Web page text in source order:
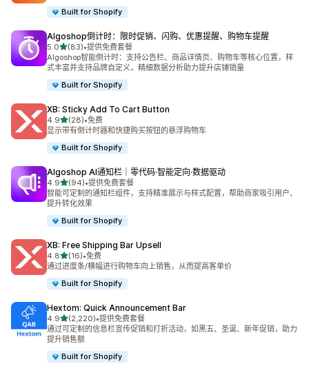
Built for Shopify
Algoshop倒计时：限时促销、闪购、优惠提醒、购物车提醒
5.0星（满分 5 星）
(83)
总共 83 条评论
•提供免费套餐
Algoshop智能倒计时：支持公告栏、商品详情页、购物车等核心位置，样
式丰富并支持品牌自定义，精细数据分析助力提升店铺销量
Built for Shopify
XB: Sticky Add To Cart Button
4.9星（满分 5 星）
(28)
总共 28 条评论
•免费
显示带有倒计时器和快捷购买按钮的悬浮购物车
Built for Shopify
Algoshop AI通知栏｜零代码·智能定向·数据驱动
4.9星（满分 5 星）
(94)
总共 94 条评论
•提供免费套餐
智能可定制的通知栏组件，支持精准展示与样式配置，帮助商家吸引用户、
提升转化效果
Built for Shopify
XB: Free Shipping Bar Upsell
4.8星（满分 5 星）
(16)
总共 16 条评论
•免费
通过进度条/横幅进行购物车向上销售，从而提高客单价
Built for Shopify
Hextom: Quick Announcement Bar
4.9星（满分 5 星）
(2,220)
总共 2220 条评论
•提供免费套餐
通过可定制的信息栏宣传促销和打折活动，如黑五、圣诞、新年促销，助力
提升销售额
Built for Shopify